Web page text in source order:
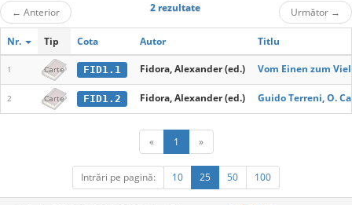
← Anterior 2 rezultate Următor →
Nr. Tip Cota Autor Titlu
1 Carte FID1.1 Fidora, Alexander (ed.) Vom Einen zum
2 Carte FID1.2 Fidora, Alexander (ed.) Guido Terreni, O.
« 1 »
Intrări pe pagină: 10 25 50 100